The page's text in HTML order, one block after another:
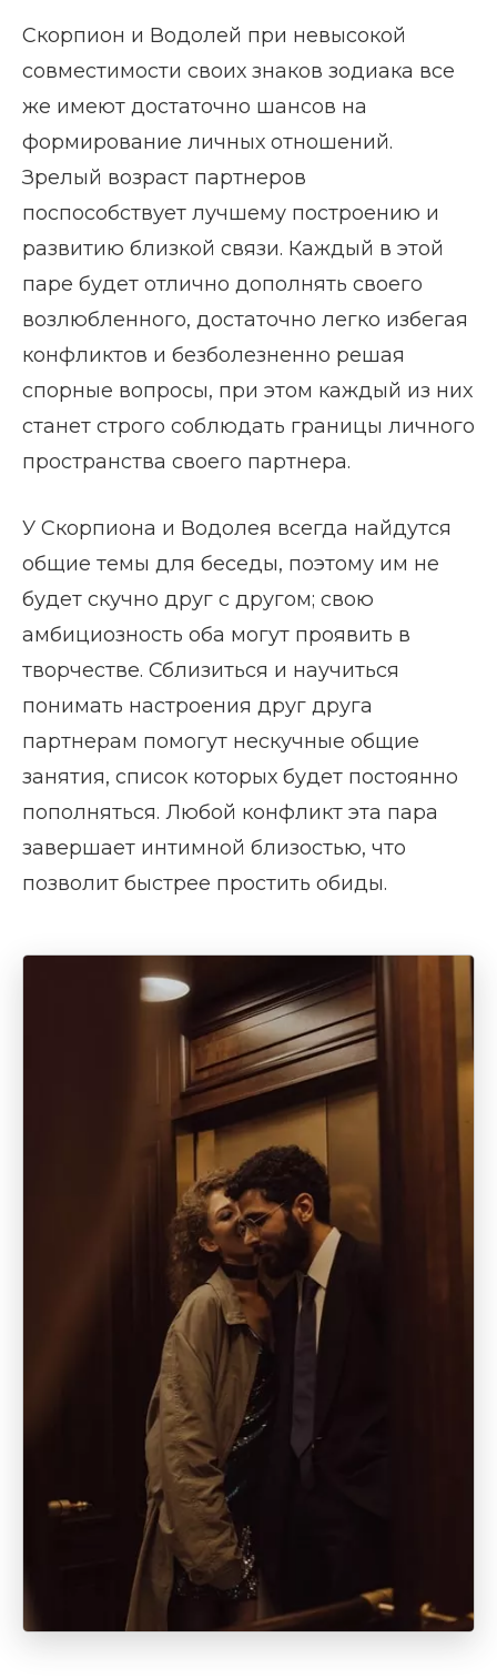
Скорпион и Водолей при невысокой
совместимости своих знаков зодиака все
же имеют достаточно шансов на
формирование личных отношений.
Зрелый возраст партнеров
поспособствует лучшему построению и
развитию близкой связи. Каждый в этой
паре будет отлично дополнять своего
возлюбленного, достаточно легко избегая
конфликтов и безболезненно решая
спорные вопросы, при этом каждый из них
станет строго соблюдать границы личного
пространства своего партнера.
У Скорпиона и Водолея всегда найдутся
общие темы для беседы, поэтому им не
будет скучно друг с другом; свою
амбициозность оба могут проявить в
творчестве. Сблизиться и научиться
понимать настроения друг друга
партнерам помогут нескучные общие
занятия, список которых будет постоянно
пополняться. Любой конфликт эта пара
завершает интимной близостью, что
позволит быстрее простить обиды.